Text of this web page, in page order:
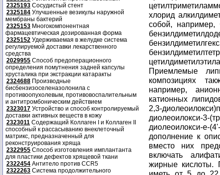
2325193 Сосудистый стент
2325184 Улучшенные везикулы наружной
мембраны бактерий
2325153 Многокомпонентная
фармацевтическая дозированная форма
2325152 Удерживаемая в желудке система
регулируемой доставки лекарственного
средства
2029955 Способ предоперационного
определения помутнения задней капсулы
хрусталика при экстракции катаракты
2324688 Производные
бисбензизоселеназолонила с
противоопухолевым, противовоспалительным
и антитромбоническим действием
2323017 Устройство и способ контролируемый
доставки активных веществ в кожу
2323011 Содержащий Коллаген I и Коллаген II
способный к рассасыванию внеклеточный
матрикс, предназначенный для
реконструирования хряща
2322955 Способ изготовления имплантанта
для пластики дефектов хрящевой ткани
2322454 Антитело против CCR5
2322263 Система продолжительного